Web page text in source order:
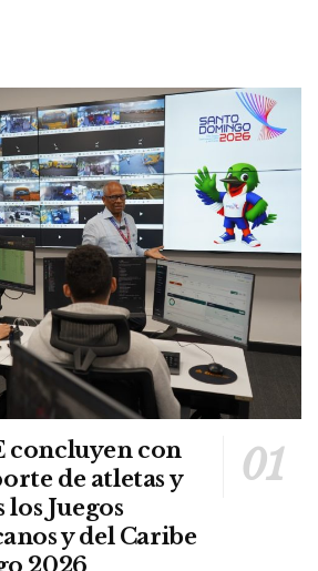
concluyen con
de atletas y
Juegos
y del Caribe
2026